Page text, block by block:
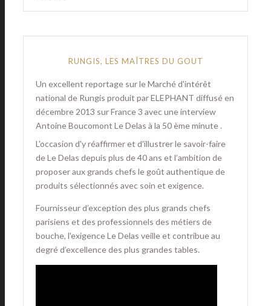
RUNGIS, LES MAÎTRES DU GOUT
Un excellent reportage sur le Marché d'intérêt
national de Rungis produit par ELEPHANT diffusé en
décembre 2013 sur France 3 avec une interview
Antoine Boucomont Le Delas à la 50 ème minute .
L'occasion d'y réaffirmer et d'illustrer le savoir-faire
de Le Delas depuis plus de 40 ans et l’ambition de
proposer aux grands chefs le goût authentique de
produits sélectionnés avec soin et exigence.
Fournisseur d’exception des plus grands chefs
parisiens et des professionnels des métiers de
bouche, l'exigence Le Delas veille et contribue au
degré d’excellence des plus grandes tables.